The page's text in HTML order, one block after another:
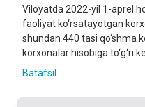
Viloyatda 2022-yil 1-aprel
faoliyat ko‘rsatayotgan
shundan 440 tasi qo‘shma
korxonalar hisobiga to‘g‘ri
Batafsil ...